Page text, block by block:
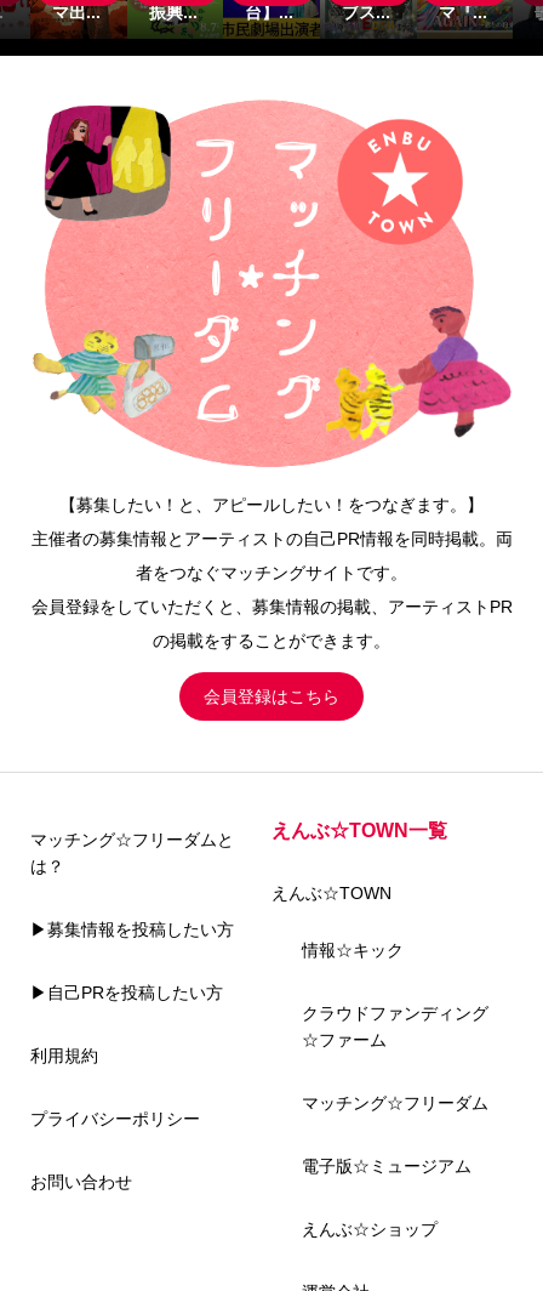
マ出...
振興...
台】...
ブス...
マ『...
【募集したい！と、アピールしたい！をつなぎます。】
主催者の募集情報とアーティストの自己PR情報を同時掲載。両
者をつなぐマッチングサイトです。
会員登録をしていただくと、募集情報の掲載、アーティストPR
の掲載をすることができます。
会員登録はこちら
マッチング☆フリーダムと
は？
▶募集情報を投稿したい方
▶自己PRを投稿したい方
利用規約
プライバシーポリシー
お問い合わせ
えんぶ☆TOWN一覧
えんぶ☆TOWN
情報☆キック
クラウドファンディング
☆ファーム
マッチング☆フリーダム
電子版☆ミュージアム
えんぶ☆ショップ